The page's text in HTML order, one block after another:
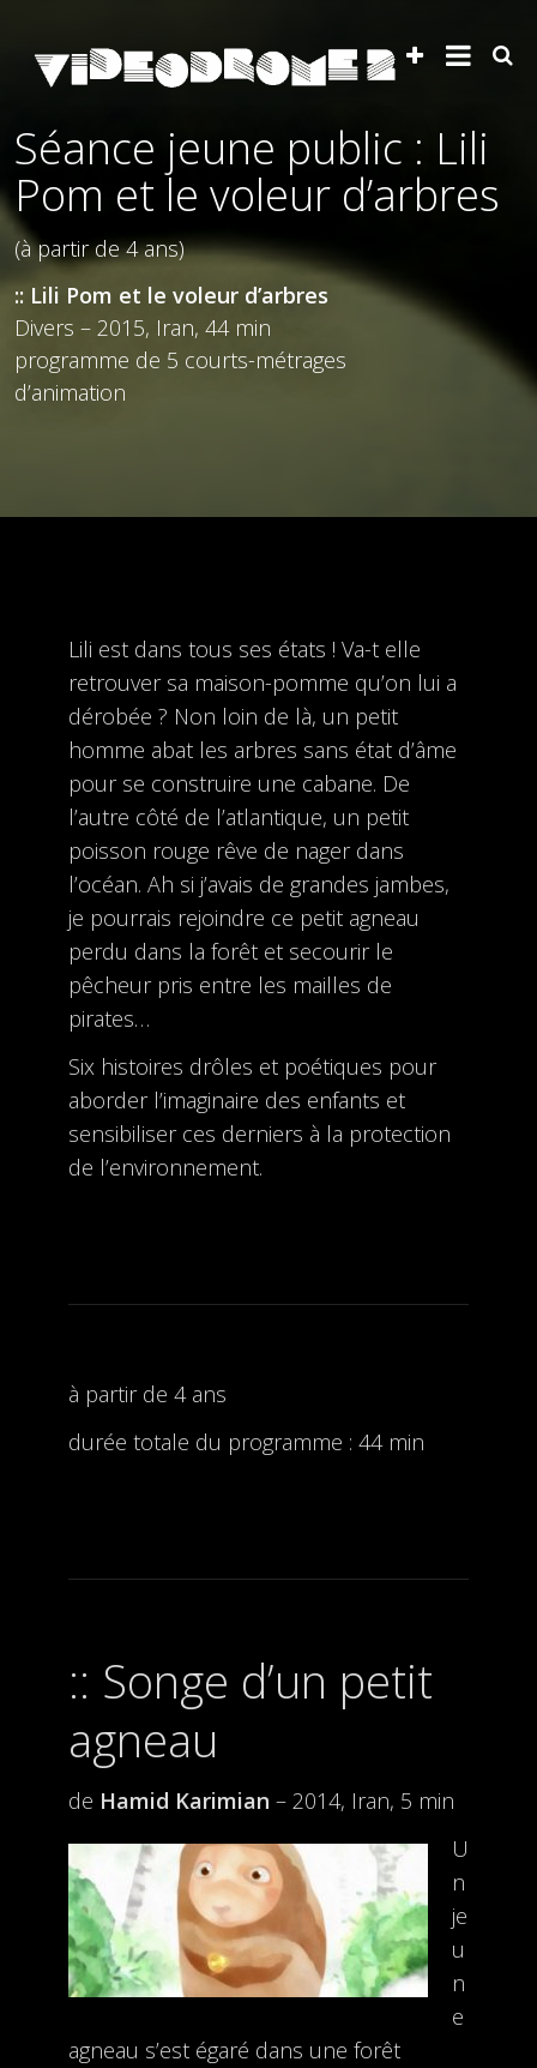
Séance jeune public : Lili
Pom et le voleur d’arbres
(à partir de 4 ans)
:: Lili Pom et le voleur d’arbres
Divers – 2015, Iran, 44 min
programme de 5 courts-métrages
d’animation
Lili est dans tous ses états ! Va-t elle
retrouver sa maison-pomme qu’on lui a
dérobée ? Non loin de là, un petit
homme abat les arbres sans état d’âme
pour se construire une cabane. De
l’autre côté de l’atlantique, un petit
poisson rouge rêve de nager dans
l’océan. Ah si j’avais de grandes jambes,
je pourrais rejoindre ce petit agneau
perdu dans la forêt et secourir le
pêcheur pris entre les mailles de
pirates…
Six histoires drôles et poétiques pour
aborder l’imaginaire des enfants et
sensibiliser ces derniers à la protection
de l’environnement.
à partir de 4 ans
durée totale du programme : 44 min
Songe d’un petit
agneau
de Hamid Karimian – 2014, Iran, 5 min
U
n
je
u
n
e
agneau s’est égaré dans une forêt